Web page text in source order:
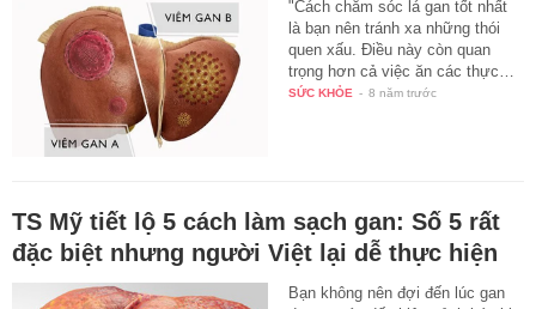
"Cách chăm sóc lá gan tốt nhất
là bạn nên tránh xa những thói
quen xấu. Điều này còn quan
trọng hơn cả việc ăn các thực…
SỨC KHỎE - 8 năm trước
TS Mỹ tiết lộ 5 cách làm sạch gan: Số 5 rất
đặc biệt nhưng người Việt lại dễ thực hiện
Bạn không nên đợi đến lúc gan